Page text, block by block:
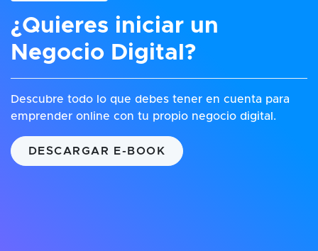
¿Quieres iniciar un
Negocio Digital?
Descubre todo lo que debes tener en cuenta para
emprender online con tu propio negocio digital.
DESCARGAR E-BOOK